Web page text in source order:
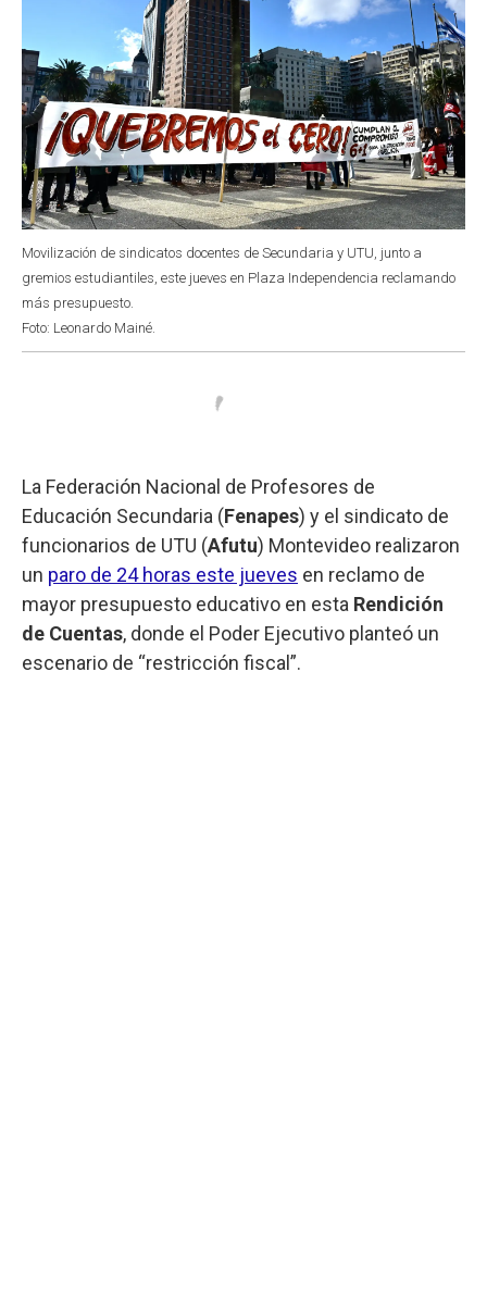
Movilización de sindicatos docentes de Secundaria y UTU, junto a
gremios estudiantiles, este jueves en Plaza Independencia reclamando
más presupuesto.
Foto: Leonardo Mainé.
La Federación Nacional de Profesores de
Educación Secundaria (Fenapes) y el sindicato de
funcionarios de UTU (Afutu) Montevideo realizaron
un paro de 24 horas este jueves en reclamo de
mayor presupuesto educativo en esta Rendición
de Cuentas, donde el Poder Ejecutivo planteó un
escenario de “restricción fiscal”.